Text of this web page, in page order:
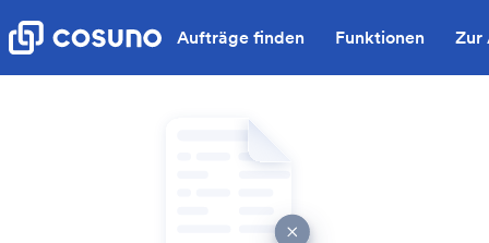
Aufträge finden Funktionen Zur